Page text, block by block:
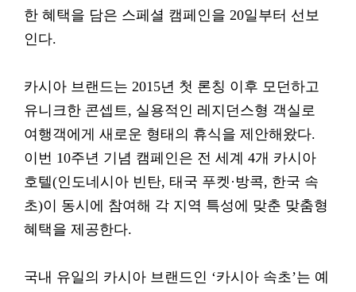
한 혜택을 담은 스페셜 캠페인을 20일부터 선보
인다.
카시아 브랜드는 2015년 첫 론칭 이후 모던하고
유니크한 콘셉트, 실용적인 레지던스형 객실로
여행객에게 새로운 형태의 휴식을 제안해왔다.
이번 10주년 기념 캠페인은 전 세계 4개 카시아
호텔(인도네시아 빈탄, 태국 푸켓·방콕, 한국 속
초)이 동시에 참여해 각 지역 특성에 맞춘 맞춤형
혜택을 제공한다.
국내 유일의 카시아 브랜드인 ‘카시아 속초’는 예